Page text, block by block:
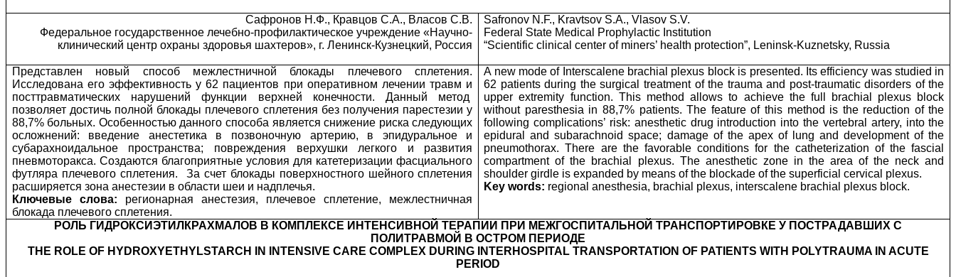
Сафронов Н.Ф., Кравцов С.А., Власов С.В.
Федеральное государственное лечебно-профилактическое учреждение «Научно-
клинический центр охраны здоровья шахтеров», г. Ленинск-Кузнецкий, Россия
Safronov N.F., Kravtsov S.A., Vlasov S.V.
Federal State Medical Prophylactic Institution
“Scientific clinical center of miners’ health protection”, Leninsk-Kuznetsky, Russia
Представлен новый способ межлестничной блокады плечевого сплетения.
Исследована его эффективность у 62 пациентов при оперативном лечении травм и
посттравматических нарушений функции верхней конечности. Данный метод
позволяет достичь полной блокады плечевого сплетения без получения парестезии у
88,7% больных. Особенностью данного способа является снижение риска следующих
осложнений: введение анестетика в позвоночную артерию, в эпидуральное и
субарахноидальное пространства; повреждения верхушки легкого и развития
пневмоторакса. Создаются благоприятные условия для катетеризации фасциального
футляра плечевого сплетения.
За счет блокады поверхностного шейного сплетения
расширяется зона анестезии в области шеи и надплечья.
Ключевые слова: регионарная анестезия, плечевое сплетение, межлестничная
блокада плечевого сплетения.
A new mode of Interscalene brachial plexus block is presented. Its efficiency was studied in
62 patients during the surgical treatment of the trauma and post-traumatic disorders of the
upper extremity function. This method allows to achieve the full brachial plexus block
without paresthesia in 88,7% patients. The feature of this method is the reduction of the
following complications’ risk: anesthetic drug introduction into the vertebral artery, into the
epidural and subarachnoid space; damage of the apex of lung and development of the
pneumothorax. There are the favorable conditions for the catheterization of the fascial
compartment of the brachial plexus. The anesthetic zone in the area of the neck and
shoulder girdle is expanded by means of the blockade of the superficial cervical plexus.
Key words: regional anesthesia, brachial plexus, interscalene brachial plexus block.
РОЛЬ ГИДРОКСИЭТИЛКРАХМАЛОВ В КОМПЛЕКСЕ ИНТЕНСИВНОЙ ТЕРАПИИ ПРИ МЕЖГОСПИТАЛЬНОЙ ТРАНСПОРТИРОВКЕ У ПОСТРАДАВШИХ С
ПОЛИТРАВМОЙ В ОСТРОМ ПЕРИОДЕ
THE ROLE OF HYDROXYETHYLSTARCH IN INTENSIVE CARE COMPLEX DURING INTERHOSPITAL TRANSPORTATION OF PATIENTS WITH POLYTRAUMA IN ACUTE
PERIOD